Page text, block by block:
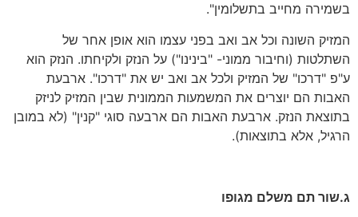
בשמירה מחייב בתשלומין".
המזיק השונה וכל אב ואב בפני עצמו הוא אופן אחר של
השתלטות (וחיבור ממוני- "בינינו") על הנזק ולקיחתו. הנזק הוא
ע"פ "דרכו" של המזיק ולכל אב ואב יש את "דרכו". ארבעת
האבות הם יוצרים את המשמעות הממונית שבין המזיק לניזק
בתוצאת הנזק. ארבעת האבות הם ארבעה סוגי "קנין" (לא במובן
הרגיל, אלא בתוצאות).
ג.שור תם משלם מגופו